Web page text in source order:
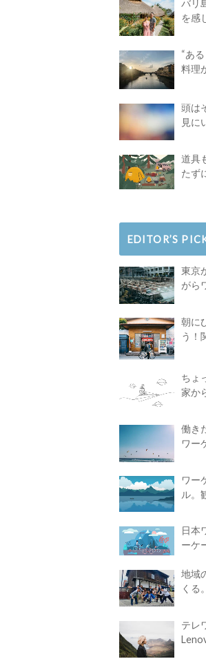
バリ
を感
“あ
料理
頭は
見に
道具
たず
EDITOR’S
東京
がら
朝に
う！
ちょ
家か
働き
ワー
ワー
ル。
日本
ーケ
地域
くる
テレ